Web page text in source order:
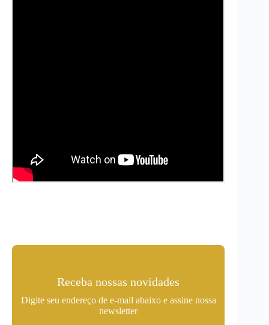
Receba nossas novidades
Digite seu endereço de e-mail abaixo e assine nossa
newsletter